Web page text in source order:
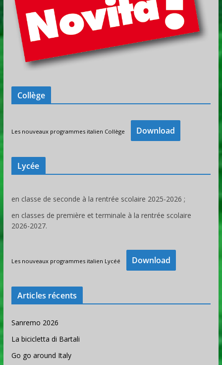
Collège
Les nouveaux programmes italien Collège Download
Lycée
en classe de seconde à la rentrée scolaire 2025-2026 ;
en classes de première et terminale à la rentrée scolaire
2026-2027.
Les nouveaux programmes italien Lycéé Download
Articles récents
Sanremo 2026
La bicicletta di Bartali
Go go around Italy